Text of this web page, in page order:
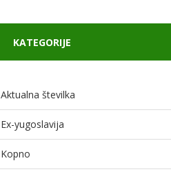
KATEGORIJE
Aktualna številka
Ex-yugoslavija
Kopno